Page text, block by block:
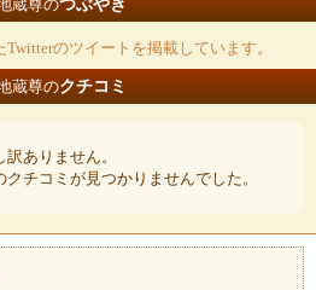
蔵尊のつぶやき
のツイートを掲載しています。
蔵尊のクチコミ
訳ありません。
チコミが見つかりませんでした。